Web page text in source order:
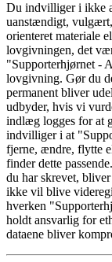
Du indvilliger i ikke
uanstændigt,
orienteret materiale
lovgivningen, det
"Supporterhjørnet -
lovgivning. Gør du
permanent bliver
udbyder, hvis vi
indlæg logges for at
indvilliger i at
fjerne, ændre, flytte
finder dette
du har skrevet,
ikke vil blive
hverken
holdt ansvarlig for
dataene bliver